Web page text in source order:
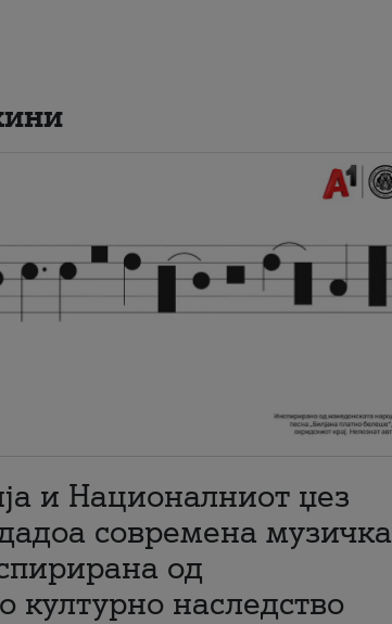
и Националниот џез
современа музичка
од
културно наследство